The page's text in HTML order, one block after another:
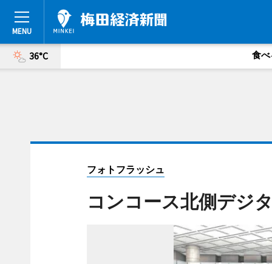
36°C 食べ
フォトフラッシュ
コンコース北側デジ